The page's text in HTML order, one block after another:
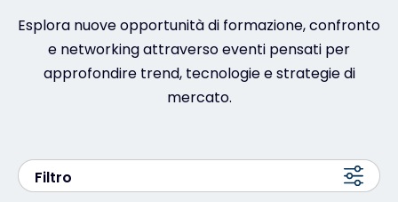
Portale dei partner
Accesso Exclusive Access
Contatto
Esplora nuove opportunità di formazione, confronto
e networking attraverso eventi pensati per
approfondire trend, tecnologie e strategie di
mercato.
Filtro